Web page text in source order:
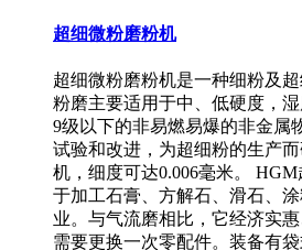
超细微粉磨粉机
超细微粉磨粉机是一种细粉及
粉磨主要适用于中、低硬度，
9级以下的非易燃易爆的非金属
试验和改进，为超细粉的生产
机，细度可达0.006毫米。
于加工石膏、方解石、滑石、
业。与气流磨相比，它经济实
需要更换一次零配件。装备有袋